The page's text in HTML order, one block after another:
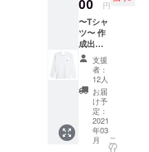
と喜ん
でくれ
ます
よ！
めた強
さを感
じ、 こ
のよう
なご時
世のな
かでも
強く生
きる希
望にな
ればと
思って
おりま
00 円
〜Tシャ
ツ〜 作
成出来
た暁に
は 完成
直後のT
シャツ
を 一足
先にお
届けし
ます！
まだイ
支援
者：
12人
お届
け予
定：
2021
年03
月
こ
の